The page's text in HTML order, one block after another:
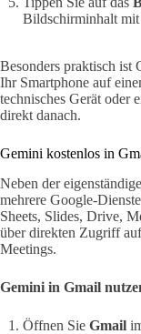
Bildschirminhalt
Besonders praktisch ist
Ihr Smartphone auf
technisches Gerät oder
direkt danach.
Gemini kostenlos in
Neben der
mehrere Google-
Sheets, Slides, Drive,
über direkten Zugriff
Meetings.
Gemini in Gmail
Öffnen Sie Gmail